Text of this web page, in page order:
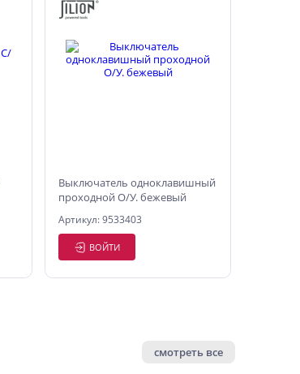
Выключатель одноклавишный
проходной О/У. бежевый
Артикул: 9533403
ВОЙТИ
смотреть все